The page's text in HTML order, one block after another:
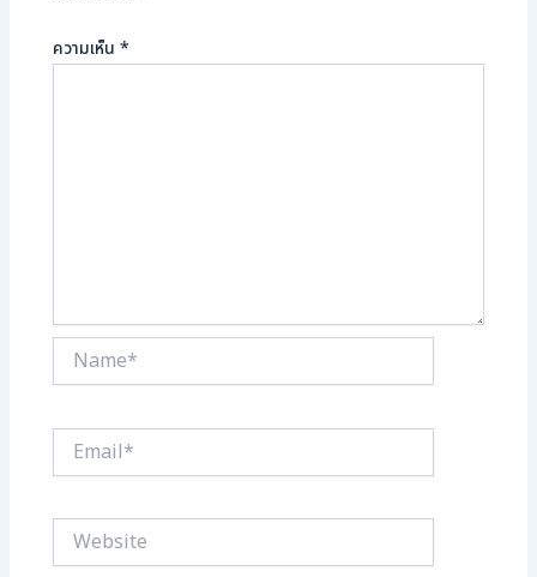
ความเห็น*
Name*
Email*
Website